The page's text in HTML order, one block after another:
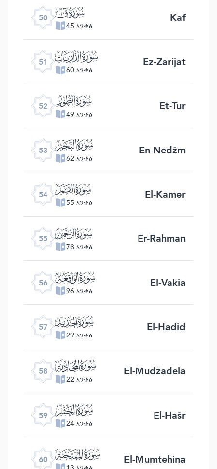
50 ﯟ
45 አንቀፅ Kaf
51 ﯠ
60 አንቀፅ Ez-Zarijat
52 ﯡ
49 አንቀፅ Et-Tur
53 ﯢ
62 አንቀፅ En-Nedžm
54 ﯣ
55 አንቀፅ El-Kamer
55 ﯤ
78 አንቀፅ Er-Rahman
56 ﯥ
96 አንቀፅ El-Vakia
57 ﯦ
29 አንቀፅ El-Hadid
58 ﯧ
22 አንቀፅ El-Mudžadela
59 ﯨ
24 አንቀፅ El-Hašr
60 ﯩ El-Mumtehina